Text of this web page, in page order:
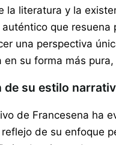
la literatura y la
que
una perspectiva
en su forma más
de su estilo
de Francesena ha
de su enfoque